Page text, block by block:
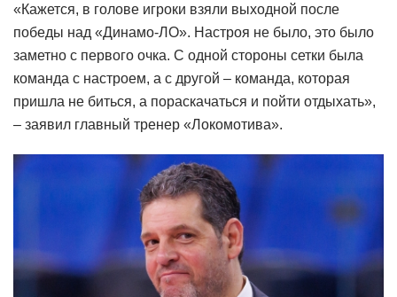
«Кажется, в голове игроки взяли выходной после
победы над «Динамо-ЛО». Настроя не было, это было
заметно с первого очка. С одной стороны сетки была
команда с настроем, а с другой – команда, которая
пришла не биться, а пораскачаться и пойти отдыхать»,
– заявил главный тренер «Локомотива».